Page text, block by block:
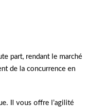
part, rendant le marché
de la concurrence en
Il vous offre l’agilité